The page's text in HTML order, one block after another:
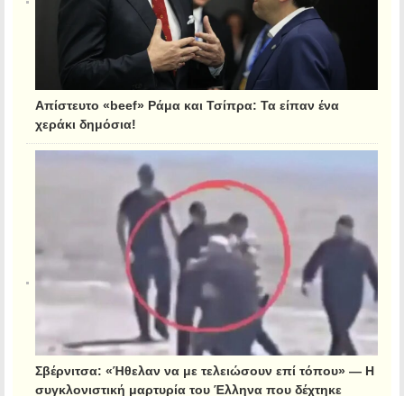
Απίστευτο «beef» Ράμα και Τσίπρα: Τα είπαν ένα
χεράκι δημόσια!
Σβέρνιτσα: «Ήθελαν να με τελειώσουν επί τόπου» — Η
συγκλονιστική μαρτυρία του Έλληνα που δέχτηκε